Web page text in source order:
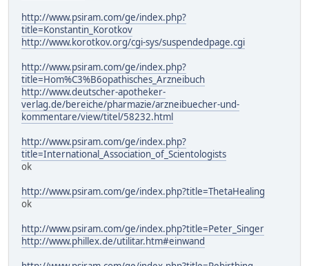
http://www.psiram.com/ge/index.php?
title=Konstantin_Korotkov
http://www.korotkov.org/cgi-sys/suspendedpage.cgi
http://www.psiram.com/ge/index.php?
title=Hom%C3%B6opathisches_Arzneibuch
http://www.deutscher-apotheker-
verlag.de/bereiche/pharmazie/arzneibuecher-und-
kommentare/view/titel/58232.html
http://www.psiram.com/ge/index.php?
title=International_Association_of_Scientologists
ok
http://www.psiram.com/ge/index.php?title=ThetaHealing
ok
http://www.psiram.com/ge/index.php?title=Peter_Singer
http://www.phillex.de/utilitar.htm#einwand